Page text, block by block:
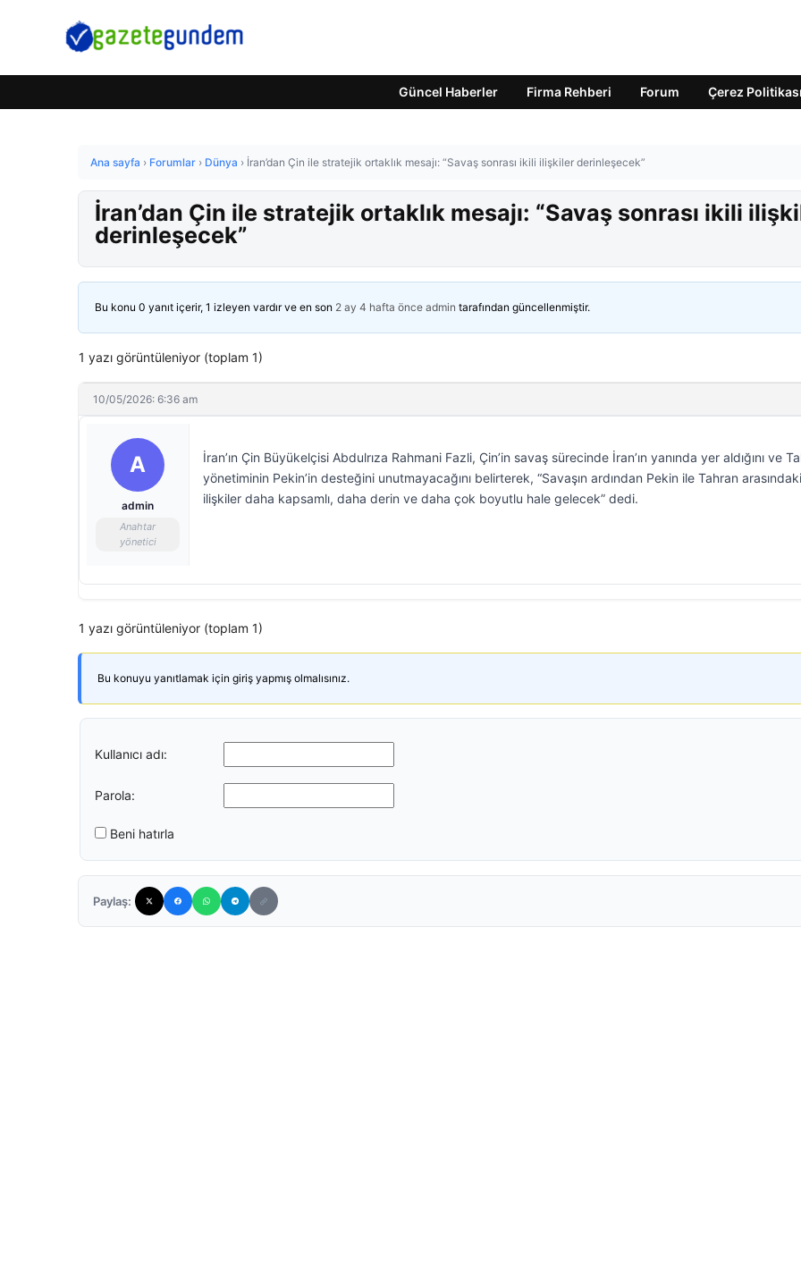
Güncel Haberler Firma Rehberi Forum Çerez Politikası
Ana sayfa › Forumlar › Dünya › İran’dan Çin ile stratejik ortaklık mesajı: “Savaş sonrası ikili ilişkiler derinleşecek”
İran’dan Çin ile stratejik ortaklık mesajı: “Savaş sonrası ikili
derinleşecek”
Bu konu 0 yanıt içerir, 1 izleyen vardır ve en son 2 ay 4 hafta önce admin tarafından güncellenmiştir.
1 yazı görüntüleniyor (toplam 1)
10/05/2026: 6:36 am
A
admin
Anahtar
yönetici
İran’ın Çin Büyükelçisi Abdulrıza Rahmani Fazli, Çin’in savaş sürecinde İran’ın yanında yer aldığını ve
yönetiminin Pekin’in desteğini unutmayacağını belirterek, “Savaşın ardından Pekin ile Tahran
ilişkiler daha kapsamlı, daha derin ve daha çok boyutlu hale gelecek” dedi.
1 yazı görüntüleniyor (toplam 1)
Bu konuyu yanıtlamak için giriş yapmış olmalısınız.
Kullanıcı adı:
Parola:
Beni hatırla
Paylaş: